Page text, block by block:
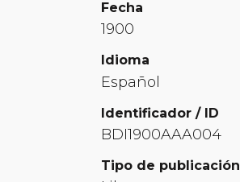
Fecha
1900
Idioma
Español
Identificador / ID
BDI1900AAA004
Tipo de publicación